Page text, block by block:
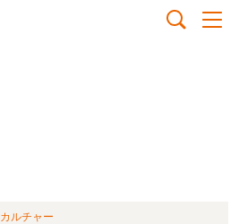
カルチャー